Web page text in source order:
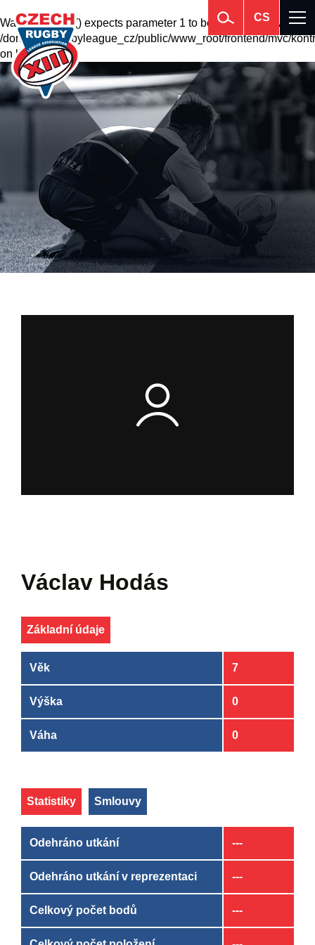
Warning: krsort() expects parameter 1 to be array, null given in
/domains2/rugbyleague_cz/public/www_root/frontend/mvc/
on line201
CS
Václav Hodás
Základní údaje
Věk 7
Výška 0
Váha 0
Statistiky Smlouvy
Odehráno utkání ---
Odehráno utkání v reprezentaci ---
Celkový počet bodů ---